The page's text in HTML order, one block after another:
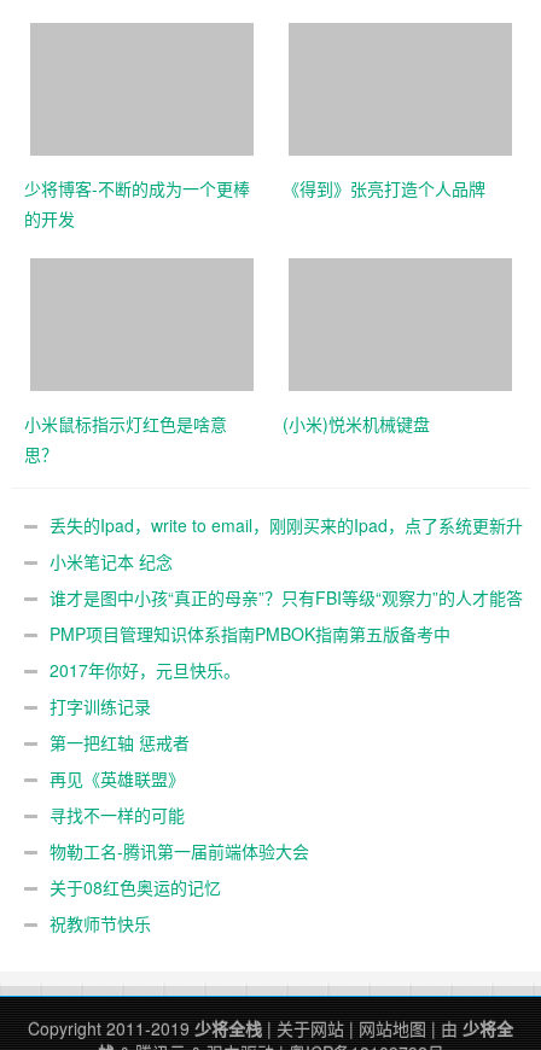
少将博客-不断的成为一个更棒
的开发
《得到》张亮打造个人品牌
小米鼠标指示灯红色是啥意
思？
(小米)悦米机械键盘
丢失的Ipad，write to email，刚刚买来的Ipad，点了系统更新升
级包后，丢失模式
小米笔记本 纪念
谁才是图中小孩“真正的母亲”？只有FBI等级“观察力”的人才能答
对！PMP项目管理知识体系指南PMBOK指南第五版备考中
2017年你好，元旦快乐。
打字训练记录
第一把红轴 惩戒者
再见《英雄联盟》
寻找不一样的可能
物勒工名-腾讯第一届前端体验大会
关于08红色奥运的记忆
祝教师节快乐
Copyright 2011-2019 少将全栈 | 关于网站 | 网站地图 | 由 少将全